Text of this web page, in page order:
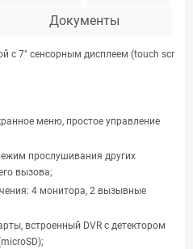
Документы
c 7″ сенсорным дисплеем (touch scr
меню, простое управление
прослушивания других
вызова;
4 монитора, 2 вызывные
встроенный DVR с детектором